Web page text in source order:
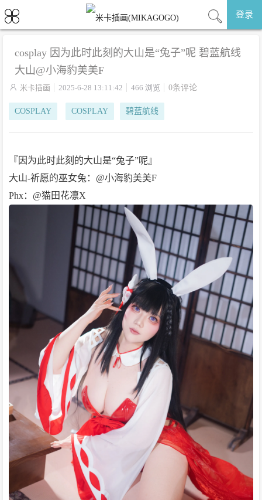
登录
cosplay 因为此时此刻的大山是“兔子”呢 碧蓝航线
大山@小海豹美美F
 米卡插画 2025-6-28 13:11:42 466 浏览 0条评论
COSPLAY COSPLAY 碧蓝航线
『因为此时此刻的大山是“兔子”呢』
大山-祈愿的巫女兔：@小海豹美美F
Phx：@猫田花凛X